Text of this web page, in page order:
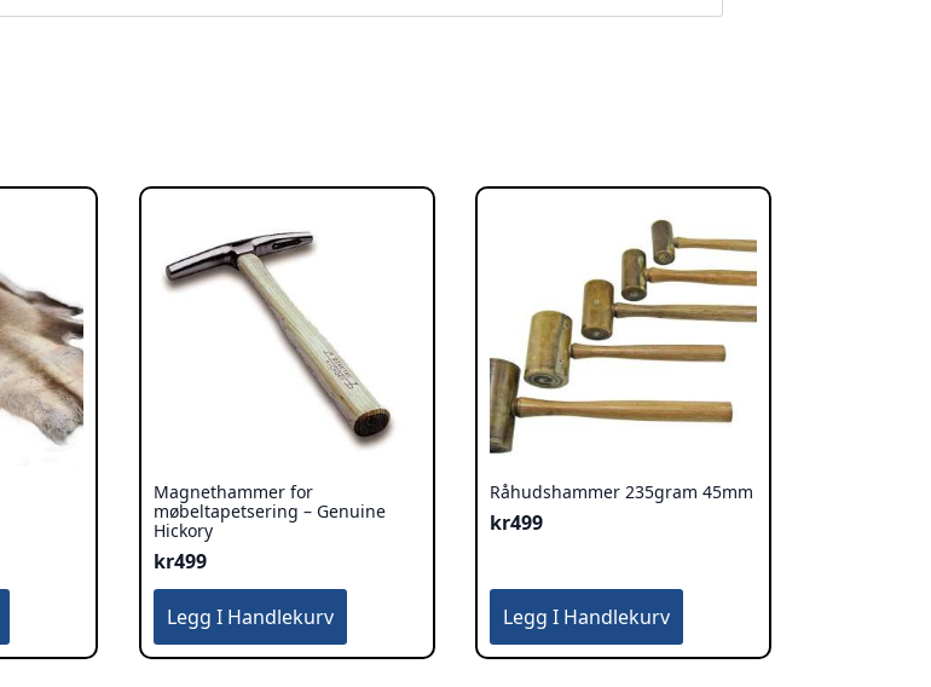
Magnethammer for
møbeltapetsering – Genuine
Hickory
kr499
Legg I Handlekurv
Råhudshammer 235gram 45mm
kr499
Legg I Handlekurv